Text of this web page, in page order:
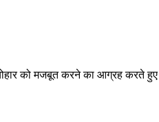
को मजबूत करने का आग्रह करते